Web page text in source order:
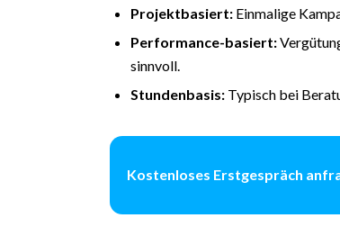
Projektbasiert: Einmalige
Performance-basiert:
sinnvoll.
Stundenbasis: Typisch bei
Kostenloses Erstgespräch